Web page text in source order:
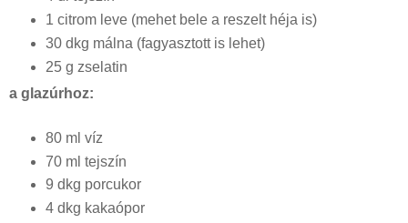
1 citrom leve (mehet bele a reszelt héja is)
30 dkg málna (fagyasztott is lehet)
25 g zselatin
a glazúrhoz:
80 ml víz
70 ml tejszín
9 dkg porcukor
4 dkg kakaópor